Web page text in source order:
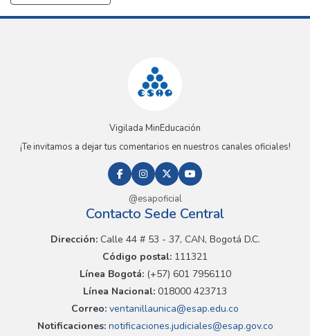
Vigilada MinEducación
¡Te invitamos a dejar tus comentarios en nuestros canales oficiales!
@esapoficial
Contacto Sede Central
Dirección:Calle 44 # 53 - 37, CAN, Bogotá D.C.
Código postal: 111321
Línea Bogotá:(+57) 601 7956110
Línea Nacional: 018000 423713
Correo: ventanillaunica@esap.edu.co
Notificaciones:notificaciones.judiciales@esap.gov.co